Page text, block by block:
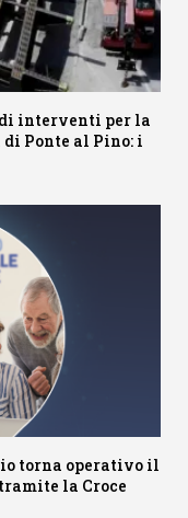
di interventi per la
Ponte al Pino: i
torna operativo il
la Croce